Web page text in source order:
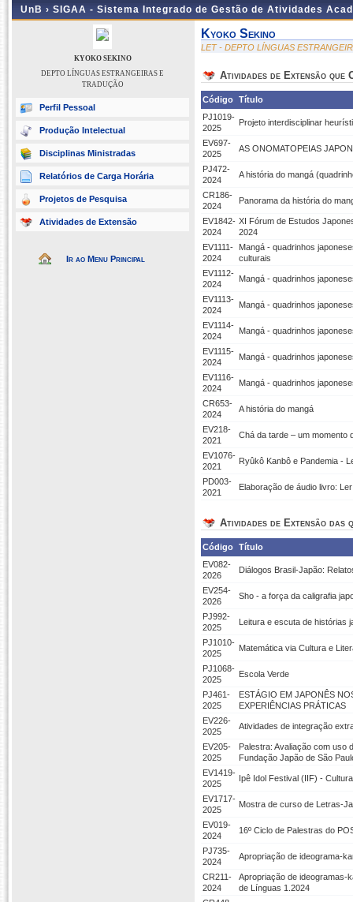
UnB › SIGAA - Sistema Integrado de Gestão de Atividades
KYOKO SEKINO
DEPTO LÍNGUAS ESTRANGEIRAS E
TRADUÇÃO
Perfil Pessoal
Produção Intelectual
Disciplinas Ministradas
Relatórios de Carga Horária
Projetos de Pesquisa
Atividades de Extensão
Ir ao Menu Principal
Kyoko Sekino
LET - DEPTO LÍNGUAS
Atividades de Extensão que
Código Título
PJ1019-
2025
Projeto interdisciplinar
EV697-
2025
AS ONOMATOPEIAS
PJ472-
2024
A história do mangá
CR186-
2024
Panorama da história do
EV1842-
2024
XI Fórum de Estudos
2024
EV1111-
2024
Mangá - quadrinhos
culturais
EV1112-
2024
Mangá - quadrinhos
EV1113-
2024
Mangá - quadrinhos
EV1114-
2024
Mangá - quadrinhos
EV1115-
2024
Mangá - quadrinhos
EV1116-
2024
Mangá - quadrinhos
CR653-
2024
A história do mangá
EV218-
2021
Chá da tarde – um momento
EV1076-
2021
Ryûkô Kanbô e Pandemia -
PD003-
2021
Elaboração de áudio livro:
Atividades de Extensão das
Código Título
EV082-
2026
Diálogos Brasil-Japão:
EV254-
2026
Sho - a força da caligrafia
PJ992-
2025
Leitura e escuta de histórias
PJ1010-
2025
Matemática via Cultura e
PJ1068-
2025
Escola Verde
PJ461-
2025
ESTÁGIO EM JAPONÊS
EXPERIÊNCIAS PRÁTICAS
EV226-
2025
Atividades de integração
EV205-
2025
Palestra: Avaliação com uso
Fundação Japão de São
EV1419-
2025
Ipê Idol Festival (IIF) -
EV1717-
2025
Mostra de curso de Letras-
EV019-
2024
16º Ciclo de Palestras do
PJ735-
2024
Apropriação de ideograma-
CR211-
2024
Apropriação de ideogramas-
de Línguas 1.2024